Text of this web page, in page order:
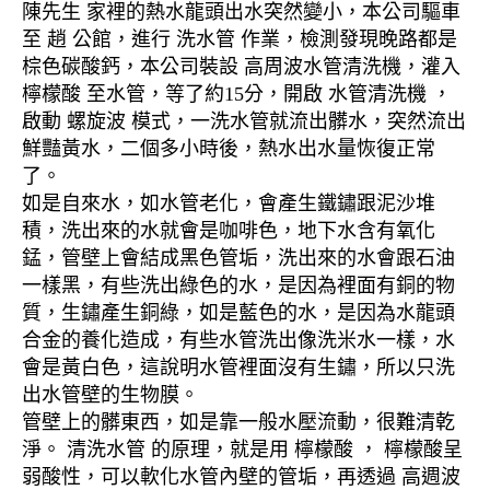
陳先生 家裡的熱水龍頭出水突然變小，本公司驅車
至 趙 公館，進行 洗水管 作業，檢測發現晚路都是
棕色碳酸鈣，本公司裝設 高周波水管清洗機，灌入
檸檬酸 至水管，等了約15分，開啟 水管清洗機 ，
啟動 螺旋波 模式，一洗水管就流出髒水，突然流出
鮮豔黃水，二個多小時後，熱水出水量恢復正常
了。
如是自來水，如水管老化，會產生鐵鏽跟泥沙堆
積，洗出來的水就會是咖啡色，地下水含有氧化
錳，管壁上會結成黑色管垢，洗出來的水會跟石油
一樣黑，有些洗出綠色的水，是因為裡面有銅的物
質，生鏽產生銅綠，如是藍色的水，是因為水龍頭
合金的養化造成，有些水管洗出像洗米水一樣，水
會是黃白色，這說明水管裡面沒有生鏽，所以只洗
出水管壁的生物膜。
管壁上的髒東西，如是靠一般水壓流動，很難清乾
淨。 清洗水管 的原理，就是用 檸檬酸 ， 檸檬酸呈
弱酸性，可以軟化水管內壁的管垢，再透過 高週波